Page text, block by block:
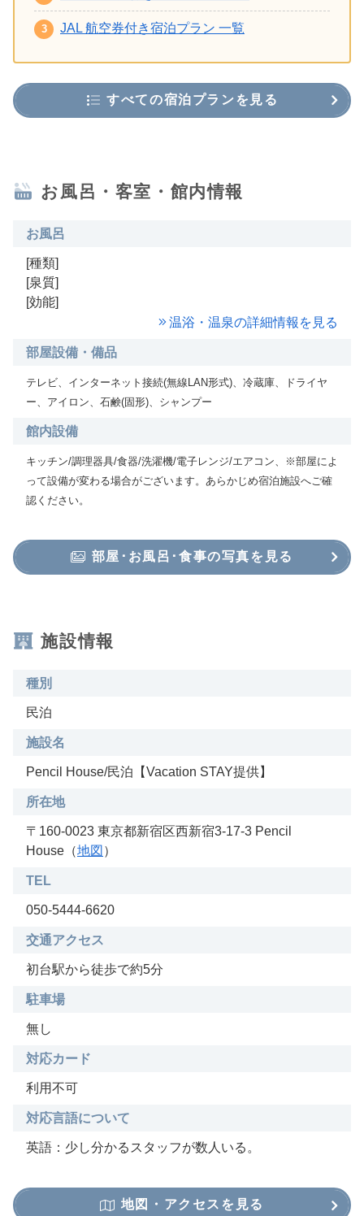
JAL 航空券付き宿泊プラン 一覧
すべての宿泊プランを見る
お風呂・客室・館内情報
お風呂
[種類]
[泉質]
[効能]
温浴・温泉の詳細情報を見る
部屋設備・備品
テレビ、インターネット接続(無線LAN形式)、冷蔵庫、ドライヤ
ー、アイロン、石鹸(固形)、シャンプー
館内設備
キッチン/調理器具/食器/洗濯機/電子レンジ/エアコン、※部屋によ
って設備が変わる場合がございます。あらかじめ宿泊施設へご確
認ください。
部屋･お風呂･食事の写真を見る
施設情報
種別
民泊
施設名
Pencil House/民泊【Vacation STAY提供】
所在地
〒160-0023 東京都新宿区西新宿3-17-3 Pencil
House（地図 ）
TEL
050-5444-6620
交通アクセス
初台駅から徒歩で約5分
駐車場
無し
対応カード
利用不可
対応言語について
英語：少し分かるスタッフが数人いる。
地図・アクセスを見る